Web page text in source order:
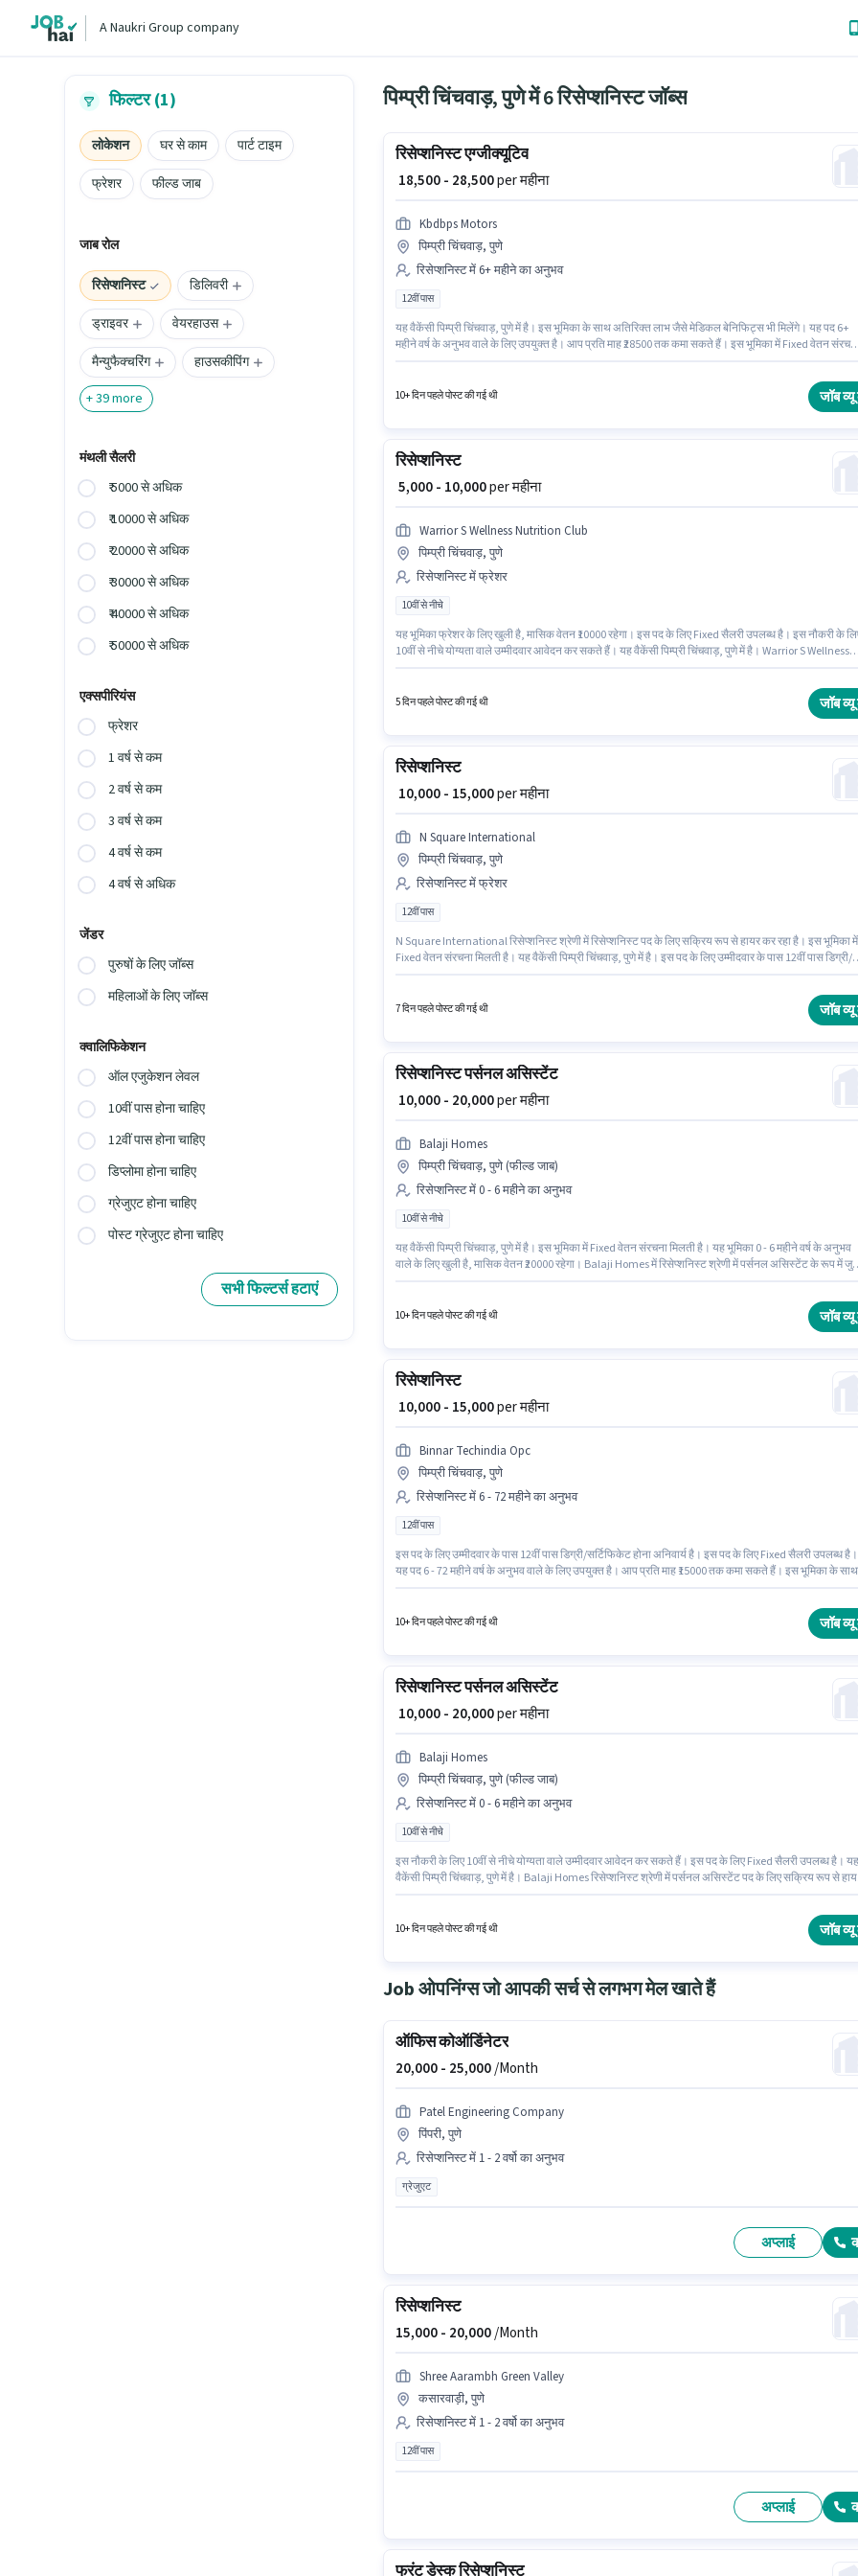
A Naukri Group company
फिल्टर (1)
लोकेशन घर से काम
पार्ट टाइम
फ्रेशर
फील्ड जाब
जाब रोल
रिसेप्शनिस्ट
डिलिवरी
ड्राइवर
वेयरहाउस
मैन्युफैक्चरिंग
हाउसकीपिंग
+39more
मंथली सैलरी
₹ 5000 से अधिक
₹ 10000 से अधिक
₹ 20000 से अधिक
₹ 30000 से अधिक
₹ 40000 से अधिक
₹ 50000 से अधिक
एक्सपीरियंस
फ्रेशर
1 वर्ष से कम
2 वर्ष से कम
3 वर्ष से कम
4 वर्ष से कम
4 वर्ष से अधिक
जेंडर
पुरुषों के लिए जॉब्स
महिलाओं के लिए जॉब्स
क्वालिफिकेशन
ऑल एजुकेशन लेवल
10वीं पास होना चाहिए
12वीं पास होना चाहिए
डिप्लोमा होना चाहिए
ग्रेजुएट होना चाहिए
पोस्ट ग्रेजुएट होना चाहिए
सभी फिल्टर्स हटाएं
पिम्प्री चिंचवाड़, पुणे में 6 रिसेप्शनिस्ट जॉब्स
रिसेप्शनिस्ट एग्जीक्यूटिव
₹ 18,500 - 28,500per महीना
Kbdbps Motors
पिम्प्री चिंचवाड़, पुणे
रिसेप्शनिस्ट में 6+ महीने का अनुभव
12वीं पास
यह वैकेंसी पिम्प्री चिंचवाड़, पुणे में है। इस भूमिका के साथ अतिरिक्त लाभ जैसे मेडिकल बेनिफिट्स भी मिलेंगे। यह पद 6+
महीने वर्ष के अनुभव वाले के लिए उपयुक्त है। आप प्रति माह ₹28500 तक कमा सकते हैं। इस भूमिका में Fixed वेतन
10+ दिन पहले पोस्ट की गई थी जॉब
रिसेप्शनिस्ट
₹ 5,000 - 10,000per महीना
Warrior S Wellness Nutrition Club
पिम्प्री चिंचवाड़, पुणे
रिसेप्शनिस्ट में फ्रेशर
10वीं से नीचे
यह भूमिका फ्रेशर के लिए खुली है, मासिक वेतन ₹10000 रहेगा। इस पद के लिए Fixed सैलरी उपलब्ध है। इस नौकरी के
10वीं से नीचे योग्यता वाले उम्मीदवार आवेदन कर सकते हैं। यह वैकेंसी पिम्प्री चिंचवाड़, पुणे में है। Warrior S Wellness
5 दिन पहले पोस्ट की गई थी जॉब
रिसेप्शनिस्ट
₹ 10,000 - 15,000per महीना
N Square International
पिम्प्री चिंचवाड़, पुणे
रिसेप्शनिस्ट में फ्रेशर
12वीं पास
N Square International रिसेप्शनिस्ट श्रेणी में रिसेप्शनिस्ट पद के लिए सक्रिय रूप से हायर कर रहा है। इस भूमिका में
Fixed वेतन संरचना मिलती है। यह वैकेंसी पिम्प्री चिंचवाड़, पुणे में है। इस पद के लिए उम्मीदवार के पास 12वीं पास डिग्री/
7 दिन पहले पोस्ट की गई थी जॉब
रिसेप्शनिस्ट पर्सनल असिस्टेंट
₹ 10,000 - 20,000per महीना
Balaji Homes
पिम्प्री चिंचवाड़, पुणे (फील्ड जाब)
रिसेप्शनिस्ट में 0 - 6 महीने का अनुभव
10वीं से नीचे
यह वैकेंसी पिम्प्री चिंचवाड़, पुणे में है। इस भूमिका में Fixed वेतन संरचना मिलती है। यह भूमिका 0 - 6 महीने वर्ष के अनुभव
वाले के लिए खुली है, मासिक वेतन ₹20000 रहेगा। Balaji Homes में रिसेप्शनिस्ट श्रेणी में पर्सनल असिस्टेंट के रूप में
10+ दिन पहले पोस्ट की गई थी जॉब
रिसेप्शनिस्ट
₹ 10,000 - 15,000per महीना
Binnar Techindia Opc
पिम्प्री चिंचवाड़, पुणे
रिसेप्शनिस्ट में 6 - 72 महीने का अनुभव
12वीं पास
इस पद के लिए उम्मीदवार के पास 12वीं पास डिग्री/सर्टिफिकेट होना अनिवार्य है। इस पद के लिए Fixed सैलरी उपलब्ध है।
यह पद 6 - 72 महीने वर्ष के अनुभव वाले के लिए उपयुक्त है। आप प्रति माह ₹15000 तक कमा सकते हैं। इस भूमिका के साथ
10+ दिन पहले पोस्ट की गई थी जॉब
रिसेप्शनिस्ट पर्सनल असिस्टेंट
₹ 10,000 - 20,000per महीना
Balaji Homes
पिम्प्री चिंचवाड़, पुणे (फील्ड जाब)
रिसेप्शनिस्ट में 0 - 6 महीने का अनुभव
10वीं से नीचे
इस नौकरी के लिए 10वीं से नीचे योग्यता वाले उम्मीदवार आवेदन कर सकते हैं। इस पद के लिए Fixed सैलरी उपलब्ध है। यह
वैकेंसी पिम्प्री चिंचवाड़, पुणे में है। Balaji Homes रिसेप्शनिस्ट श्रेणी में पर्सनल असिस्टेंट पद के लिए सक्रिय रूप से हायर
10+ दिन पहले पोस्ट की गई थी जॉब
Job ओपनिंग्स जो आपकी सर्च से लगभग मेल खाते हैं
ऑफिस कोऑर्डिनेटर
20,000 - 25,000/Month
Patel Engineering Company
पिंपरी, पुणे
रिसेप्शनिस्ट में 1 - 2 वर्षो का अनुभव
ग्रेजुएट
अप्लाई
रिसेप्शनिस्ट
15,000 - 20,000/Month
Shree Aarambh Green Valley
कसारवाड़ी, पुणे
रिसेप्शनिस्ट में 1 - 2 वर्षो का अनुभव
12वीं पास
अप्लाई
फ्रंट डेस्क रिसेप्शनिस्ट